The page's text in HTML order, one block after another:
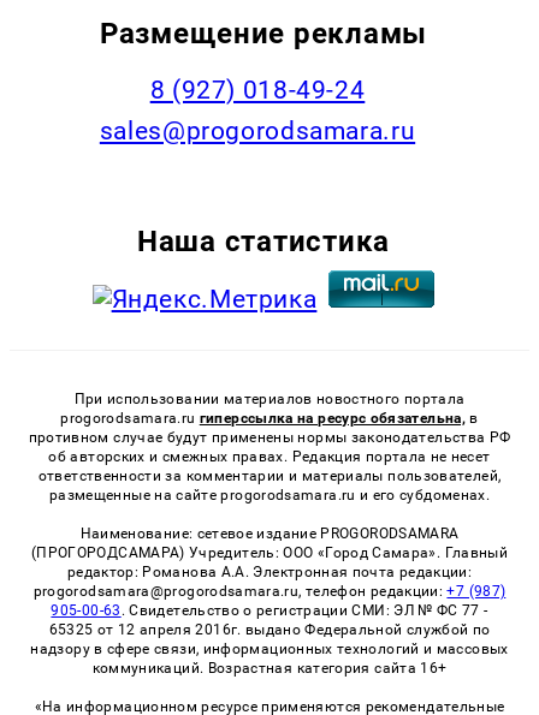
Размещение рекламы
8 (927) 018-49-24
sales@progorodsamara.ru
Наша статистика
При использовании материалов новостного портала
progorodsamara.ru гиперссылка на ресурс обязательна, в
противном случае будут применены нормы законодательства РФ
об авторских и смежных правах. Редакция портала не несет
ответственности за комментарии и материалы пользователей,
размещенные на сайте progorodsamara.ru и его субдоменах.
Наименование: сетевое издание PROGORODSAMARA
(ПРОГОРОДСАМАРА) Учредитель: ООО «Город Самара». Главный
редактор: Романова А.А. Электронная почта редакции:
progorodsamara@progorodsamara.ru, телефон редакции:+7 (987)
905-00-63 . Свидетельство о регистрации СМИ: ЭЛ № ФС 77 -
65325 от 12 апреля 2016г. выдано Федеральной службой по
надзору в сфере связи, информационных технологий и массовых
коммуникаций. Возрастная категория сайта 16+
«На информационном ресурсе применяются рекомендательные